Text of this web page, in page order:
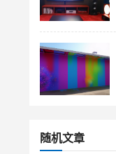
随机文章